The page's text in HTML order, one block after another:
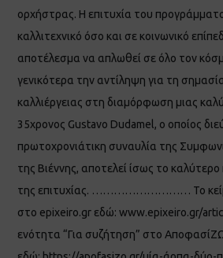
ορχήστρας. Η επιτυχία του
καλλιτεχνικό όσο και σε κοινωνικό
αποτέλεσμα να απλωθεί σε όλο τον
γενικότερα την αντίληψη για τη
καλλιέργειας στη διαμόρφωση μιας
35χρονος Gustavo Dudamel, ο οποίος
πρωτοχρονιάτικη συναυλία της
της Βιέννης, αποτελεί ίσως το
της επιτυχίας. ……………………… Το
στο epixeiro.gr εδώ: www.epixeiro.gr/
ενότητα “Για συζήτηση” στο